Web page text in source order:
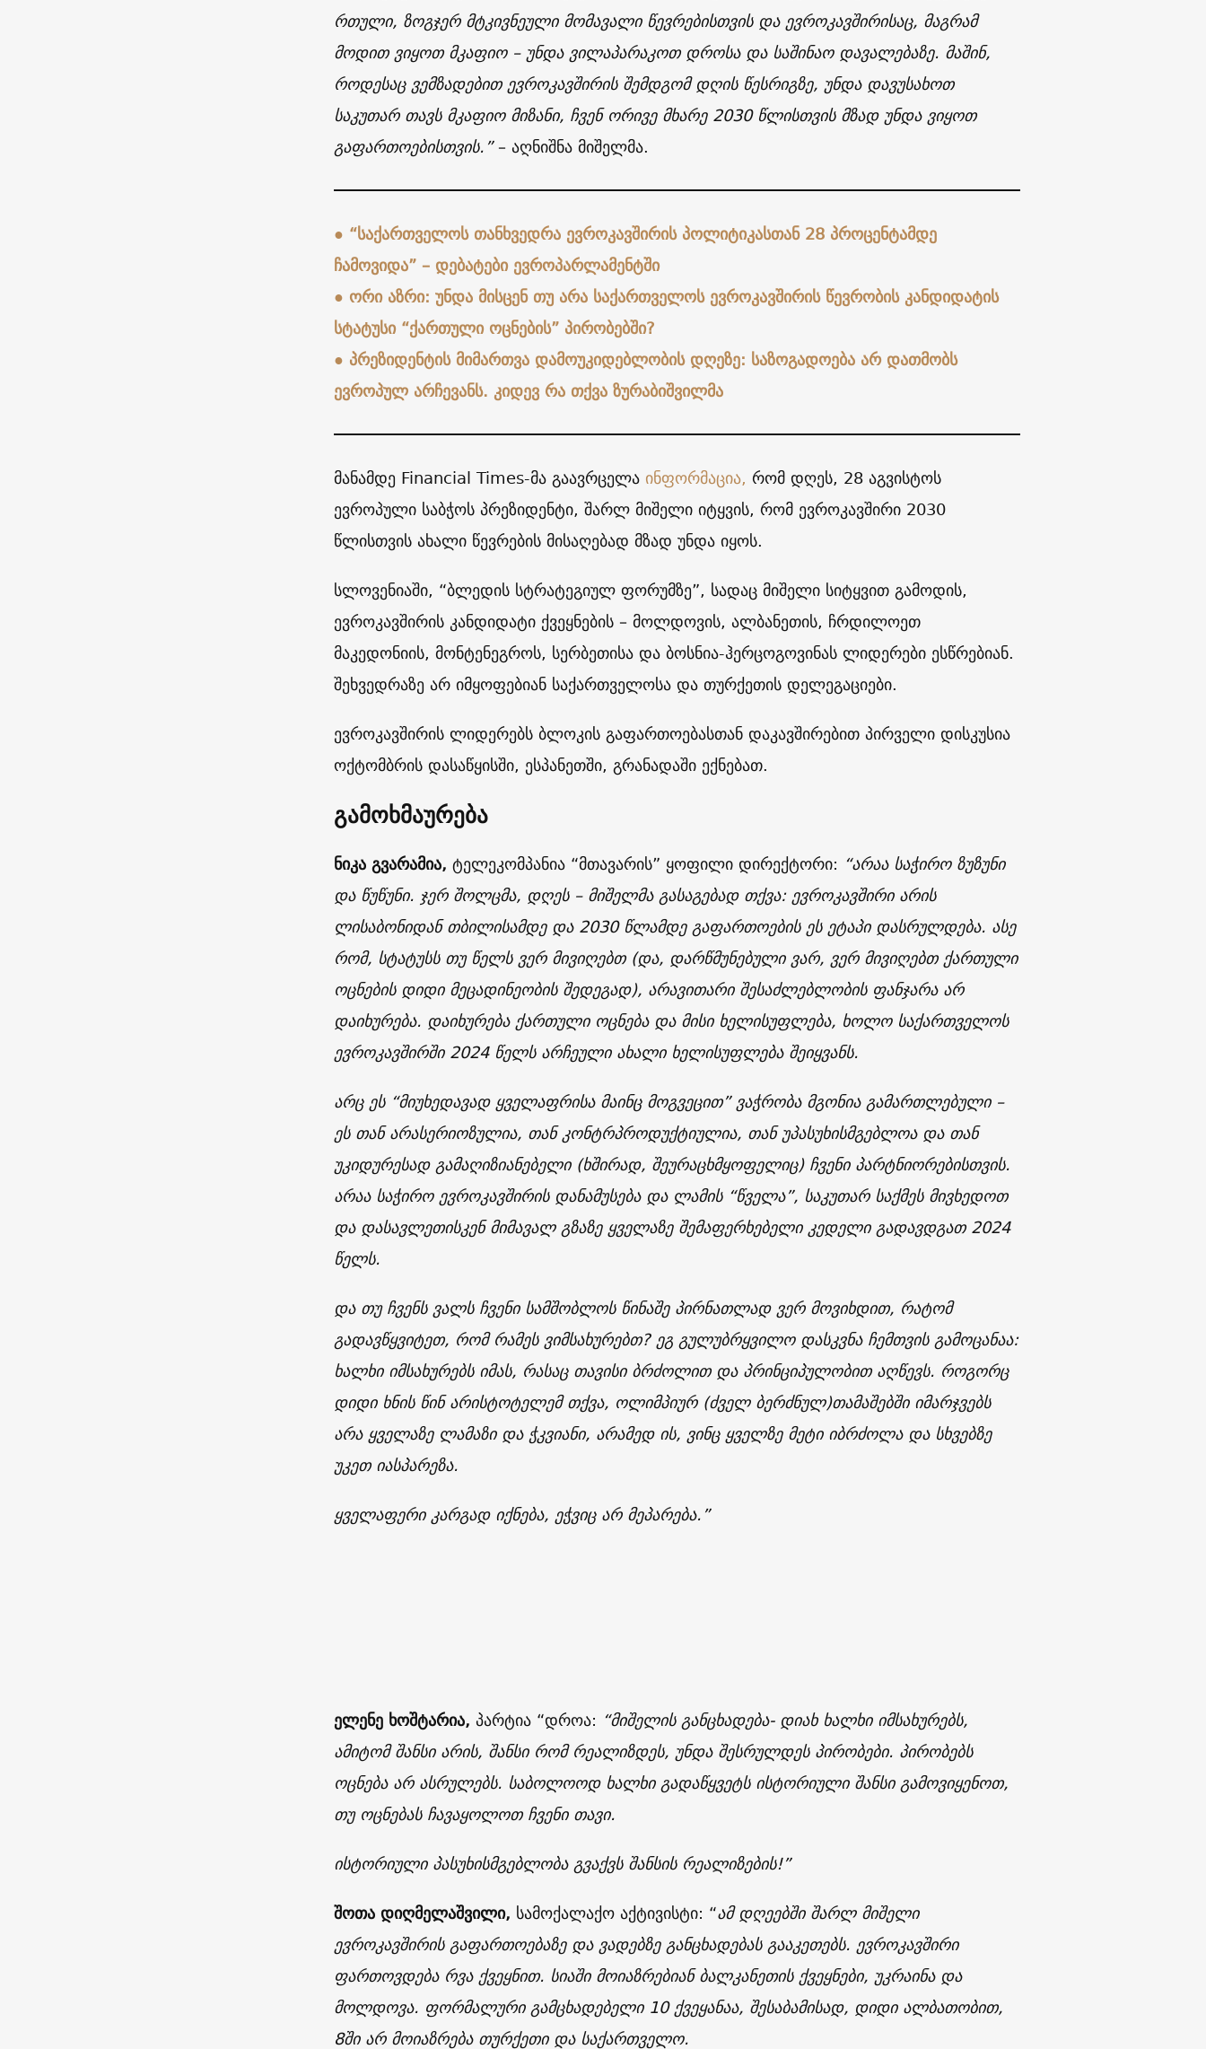
რთული, ზოგჯერ მტკივნეული მომავალი წევრებისთვის და ევროკავშირისაც, მაგრამ
მოდით ვიყოთ მკაფიო – უნდა ვილაპარაკოთ დროსა და საშინაო დავალებაზე. მაშინ,
როდესაც ვემზადებით ევროკავშირის შემდგომ დღის წესრიგზე, უნდა დავუსახოთ
საკუთარ თავს მკაფიო მიზანი, ჩვენ ორივე მხარე 2030 წლისთვის მზად უნდა ვიყოთ
გაფართოებისთვის.”– აღნიშნა მიშელმა.
● “საქართველოს თანხვედრა ევროკავშირის პოლიტიკასთან 28 პროცენტამდე
ჩამოვიდა” – დებატები ევროპარლამენტში
● ორი აზრი: უნდა მისცენ თუ არა საქართველოს ევროკავშირის წევრობის კანდიდატის
სტატუსი “ქართული ოცნების” პირობებში?
● პრეზიდენტის მიმართვა დამოუკიდებლობის დღეზე: საზოგადოება არ დათმობს
ევროპულ არჩევანს. კიდევ რა თქვა ზურაბიშვილმა
მანამდე Financial Times-მა გაავრცელა ინფორმაცია, რომ დღეს, 28 აგვისტოს
ევროპული საბჭოს პრეზიდენტი, შარლ მიშელი იტყვის, რომ ევროკავშირი 2030
წლისთვის ახალი წევრების მისაღებად მზად უნდა იყოს.
სლოვენიაში, “ბლედის სტრატეგიულ ფორუმზე”, სადაც მიშელი სიტყვით გამოდის,
ევროკავშირის კანდიდატი ქვეყნების – მოლდოვის, ალბანეთის, ჩრდილოეთ
მაკედონიის, მონტენეგროს, სერბეთისა და ბოსნია-ჰერცოგოვინას ლიდერები ესწრებიან.
შეხვედრაზე არ იმყოფებიან საქართველოსა და თურქეთის დელეგაციები.
ევროკავშირის ლიდერებს ბლოკის გაფართოებასთან დაკავშირებით პირველი დისკუსია
ოქტომბრის დასაწყისში, ესპანეთში, გრანადაში ექნებათ.
გამოხმაურება
ნიკა გვარამია, ტელეკომპანია “მთავარის” ყოფილი დირექტორი: “არაა საჭირო ზუზუნი
და წუწუნი. ჯერ შოლცმა, დღეს – მიშელმა გასაგებად თქვა: ევროკავშირი არის
ლისაბონიდან თბილისამდე და 2030 წლამდე გაფართოების ეს ეტაპი დასრულდება. ასე
რომ, სტატუსს თუ წელს ვერ მივიღებთ (და, დარწმუნებული ვარ, ვერ მივიღებთ ქართული
ოცნების დიდი მეცადინეობის შედეგად), არავითარი შესაძლებლობის ფანჯარა არ
დაიხურება. დაიხურება ქართული ოცნება და მისი ხელისუფლება, ხოლო საქართველოს
ევროკავშირში 2024 წელს არჩეული ახალი ხელისუფლება შეიყვანს.
არც ეს “მიუხედავად ყველაფრისა მაინც მოგვეცით” ვაჭრობა მგონია გამართლებული –
ეს თან არასერიოზულია, თან კონტრპროდუქტიულია, თან უპასუხისმგებლოა და თან
უკიდურესად გამაღიზიანებელი (ხშირად, შეურაცხმყოფელიც) ჩვენი პარტნიორებისთვის.
არაა საჭირო ევროკავშირის დანამუსება და ლამის “წველა”, საკუთარ საქმეს მივხედოთ
და დასავლეთისკენ მიმავალ გზაზე ყველაზე შემაფერხებელი კედელი გადავდგათ 2024
წელს.
და თუ ჩვენს ვალს ჩვენი სამშობლოს წინაშე პირნათლად ვერ მოვიხდით, რატომ
გადავწყვიტეთ, რომ რამეს ვიმსახურებთ? ეგ გულუბრყვილო დასკვნა ჩემთვის გამოცანაა:
ხალხი იმსახურებს იმას, რასაც თავისი ბრძოლით და პრინციპულობით აღწევს. როგორც
დიდი ხნის წინ არისტოტელემ თქვა, ოლიმპიურ (ძველ ბერძნულ)თამაშებში იმარჯვებს
არა ყველაზე ლამაზი და ჭკვიანი, არამედ ის, ვინც ყველზე მეტი იბრძოლა და სხვებზე
უკეთ იასპარეზა.
ყველაფერი კარგად იქნება, ეჭვიც არ მეპარება.”
ელენე ხოშტარია, პარტია “დროა: “მიშელის განცხადება- დიახ ხალხი იმსახურებს,
ამიტომ შანსი არის, შანსი რომ რეალიზდეს, უნდა შესრულდეს პირობები. პირობებს
ოცნება არ ასრულებს. საბოლოოდ ხალხი გადაწყვეტს ისტორიული შანსი გამოვიყენოთ,
თუ ოცნებას ჩავაყოლოთ ჩვენი თავი.
ისტორიული პასუხისმგებლობა გვაქვს შანსის რეალიზების!”
შოთა დიღმელაშვილი, სამოქალაქო აქტივისტი: “ამ დღეებში შარლ მიშელი
ევროკავშირის გაფართოებაზე და ვადებზე განცხადებას გააკეთებს. ევროკავშირი
ფართოვდება რვა ქვეყნით. სიაში მოიაზრებიან ბალკანეთის ქვეყნები, უკრაინა და
მოლდოვა. ფორმალური გამცხადებელი 10 ქვეყანაა, შესაბამისად, დიდი ალბათობით,
8ში არ მოიაზრება თურქეთი და საქართველო.